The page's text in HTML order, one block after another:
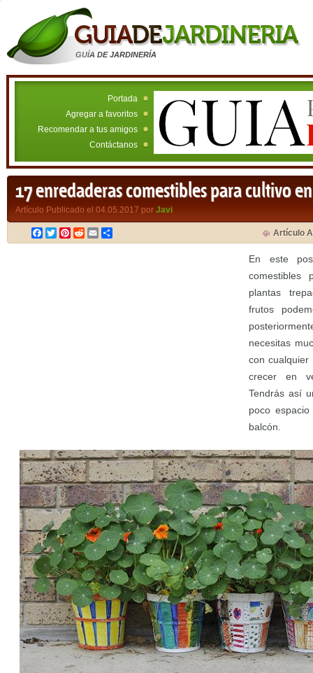
GUÍA DE JARDINERÍA
Portada
Agregar a favoritos
Recomendar a tus amigos
Contáctanos
17 enredaderas comestibles para cultivo
Artículo Publicado el 04.05.2017 por Javi
Facebook
TwitterPinterest
RedditEmail Artículo
En este
comestibles
plantas
frutos
necesitas
con cualquier
crecer en
Tendrás así
poco
balcón.